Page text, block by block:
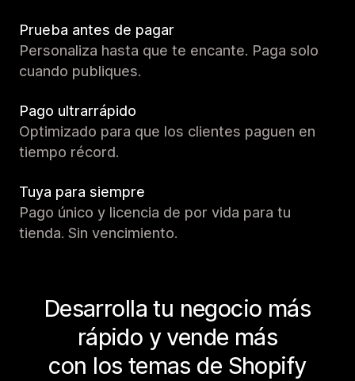
Prueba antes de pagar
Personaliza hasta que te encante. Paga solo
cuando publiques.
Pago ultrarrápido
Optimizado para que los clientes paguen en
tiempo récord.
Tuya para siempre
Pago único y licencia de por vida para tu
tienda. Sin vencimiento.
Desarrolla tu negocio más
rápido y vende más
con los temas de Shopify